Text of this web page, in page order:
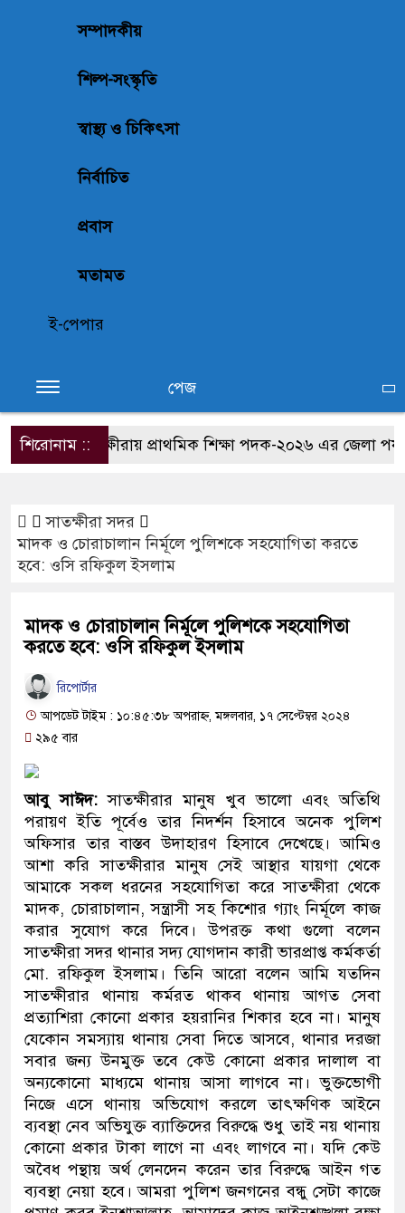
সম্পাদকীয়
শিল্প-সংস্কৃতি
স্বাস্থ্য ও চিকিৎসা
নির্বাচিত
প্রবাস
মতামত
ই-পেপার
পেজ
শিরোনাম ::
সাতক্ষীরায় প্রাথমিক শিক্ষা পদক-২০২৬ এর জেলা পর্যায়ের
সাতক্ষীরা সদর
মাদক ও চোরাচালান নির্মূলে পুলিশকে সহযোগিতা করতে
হবে: ওসি রফিকুল ইসলাম
মাদক ও চোরাচালান নির্মূলে পুলিশকে সহযোগিতা
করতে হবে: ওসি রফিকুল ইসলাম
রিপোর্টার
আপডেট টাইম : ১০:৪৫:৩৮ অপরাহ্ন, মঙ্গলবার, ১৭ সেপ্টেম্বর ২০২৪
২৯৫ বার
আবু সাঈদ: সাতক্ষীরার মানুষ খুব ভালো এবং অতিথি
পরায়ণ ইতি পূর্বেও তার নিদর্শন হিসাবে অনেক পুলিশ
অফিসার তার বাস্তব উদাহারণ হিসাবে দেখেছে। আমিও
আশা করি সাতক্ষীরার মানুষ সেই আস্থার যায়গা থেকে
আমাকে সকল ধরনের সহযোগিতা করে সাতক্ষীরা থেকে
মাদক, চোরাচালান, সন্ত্রাসী সহ কিশোর গ‍্যাং নির্মূলে কাজ
করার সুযোগ করে দিবে। উপরক্ত কথা গুলো বলেন
সাতক্ষীরা সদর থানার সদ‍্য যোগদান কারী ভারপ্রাপ্ত কর্মকর্তা
মো. রফিকুল ইসলাম। তিনি আরো বলেন আমি যতদিন
সাতক্ষীরার থানায় কর্মরত থাকব থানায় আগত সেবা
প্রত‍্যাশিরা কোনো প্রকার হয়রানির শিকার হবে না। মানুষ
যেকোন সমস‍্যায় থানায় সেবা দিতে আসবে, থানার দরজা
সবার জন্য উনমুক্ত তবে কেউ কোনো প্রকার দালাল বা
অন‍্যকোনো মাধ্যমে থানায় আসা লাগবে না। ভুক্তভোগী
নিজে এসে থানায় অভিযোগ করলে তাৎক্ষণিক আইনে
ব‍্যবস্থা নেব অভিযুক্ত ব‍্যাক্তিদের বিরুদ্ধে শুধু তাই নয় থানায়
কোনো প্রকার টাকা লাগে না এবং লাগবে না। যদি কেউ
অবৈধ পন্থায় অর্থ লেনদেন করেন তার বিরুদ্ধে আইন গত
ব‍্যবস্থা নেয়া হবে। আমরা পুলিশ জনগনের বন্ধু সেটা কাজে